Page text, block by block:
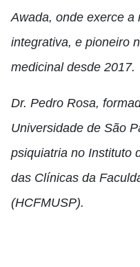
Awada, onde exerce a
integrativa, e pioneiro
medicinal desde 2017.
Dr. Pedro Rosa,
Universidade de São
psiquiatria no Instituto
das Clínicas da
(HCFMUSP).